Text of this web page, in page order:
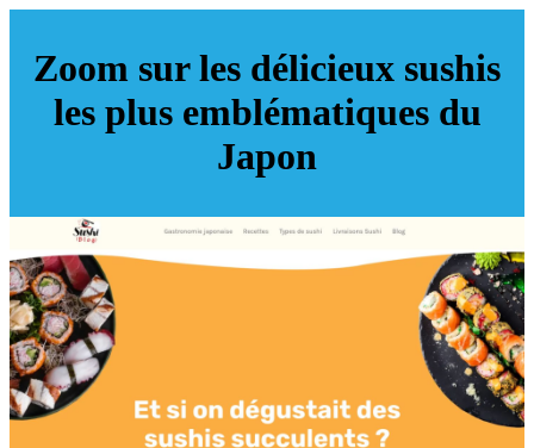
Zoom sur les délicieux sushis
les plus emblématiques du
Japon